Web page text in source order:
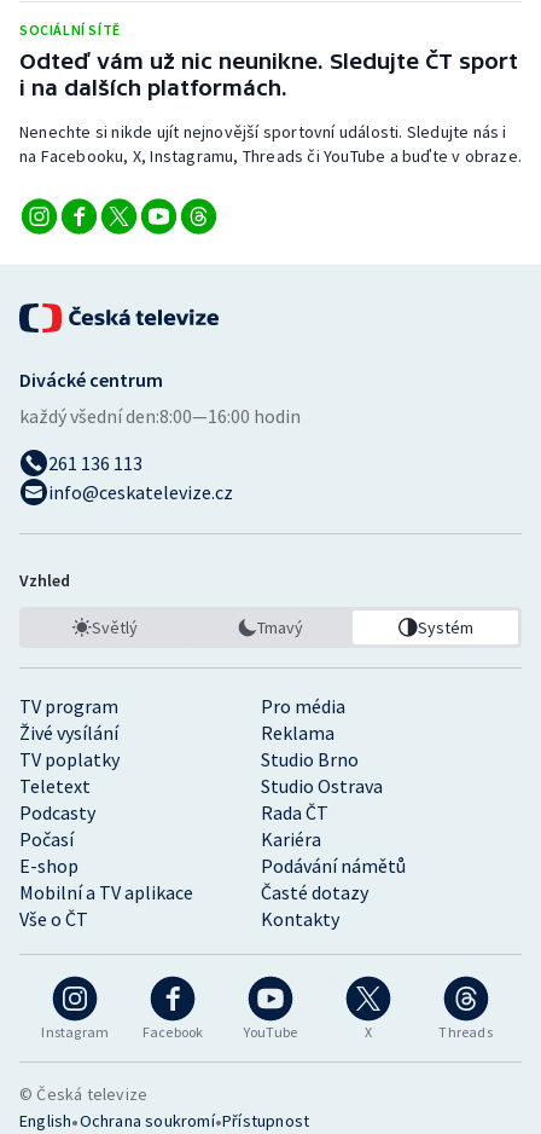
SOCIÁLNÍ SÍTĚ
Odteď vám už nic neunikne. Sledujte ČT sport
i na dalších platformách.
Nenechte si nikde ujít nejnovější sportovní události. Sledujte nás i
na Facebooku, X, Instagramu, Threads či YouTube a buďte v obraze.
Instagram Facebook YouTube X Threads
TV program
Pro média
Živé vysílání
Reklama
TV poplatky
Studio Brno
Teletext
Studio Ostrava
Podcasty
Rada ČT
Počasí
Kariéra
E-shop
Podávání námětů
Mobilní a TV aplikace
Časté dotazy
Vše o ČT
Kontakty
Divácké centrum
každý všední den:8:00—16:00 hodin
261 136 113
info@ceskatelevize.cz
Vzhled
Světlý Tmavý Systém
© Česká televize
English•Ochrana soukromí•Přístupnost